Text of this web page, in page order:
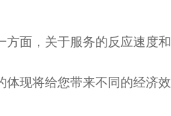
面，关于服务的反应速度和
现将给您带来不同的经济效